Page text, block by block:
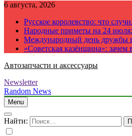
6 августа, 2026
Русское королевство: что
Народные приметы на 24
Международный день дружбы в
«Советская казёнщина»:
Автозапчасти и аксессуары
Newsletter
Random News
Menu
Найти: